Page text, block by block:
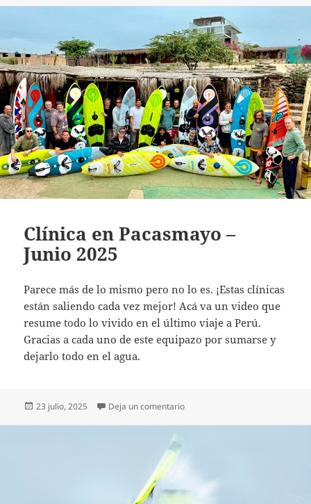
Clínica en Pacasmayo –
Junio 2025
Parece más de lo mismo pero no lo es. ¡Estas clínicas
están saliendo cada vez mejor! Acá va un video que
resume todo lo vivido en el último viaje a Perú.
Gracias a cada uno de este equipazo por sumarse y
dejarlo todo en el agua.
Publicado
23 julio, 2025 Deja un comentarioon Clínica en Pacasmayo – Junio